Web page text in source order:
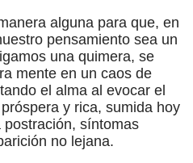
alguna para que, en
pensamiento sea un
una quimera, se
mente en un caos de
el alma al evocar el
y rica, sumida hoy
síntomas
no lejana.